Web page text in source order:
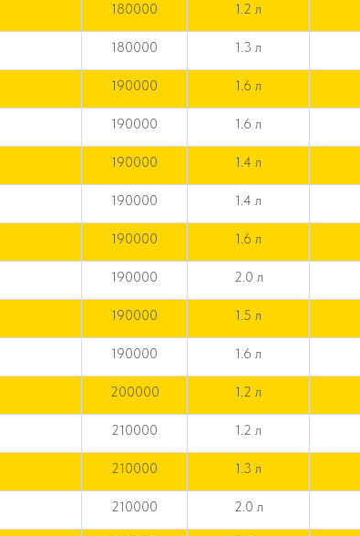
180000 1.2 л
180000 1.3 л
190000 1.6 л
190000 1.6 л
190000 1.4 л
190000 1.4 л
190000 1.6 л
190000 2.0 л
190000 1.5 л
190000 1.6 л
200000 1.2 л
210000 1.2 л
210000 1.3 л
210000 2.0 л